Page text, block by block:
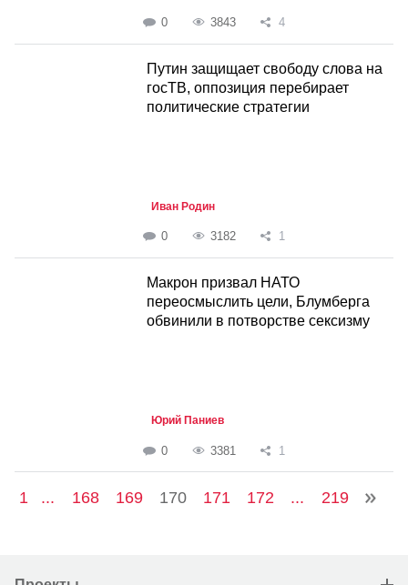
0 3843 4
Путин защищает свободу слова на
госТВ, оппозиция перебирает
политические стратегии
Иван Родин
0 3182 1
Макрон призвал НАТО
переосмыслить цели, Блумберга
обвинили в потворстве сексизму
Юрий Паниев
0 3381 1
1 ... 168 169 170 171 172 ... 219